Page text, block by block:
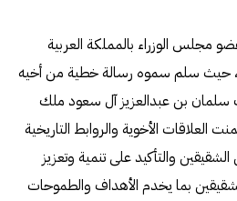
مجلس الوزراء بالمملكة العربية
حيث سلم سموه رسالة خطية من أخيه
سلمان بن عبدالعزيز آل سعود ملك
العلاقات الأخوية والروابط التاريخية
والتأكيد على تنمية وتعزيز
الشقيقين بما يخدم الأهداف والطموحات